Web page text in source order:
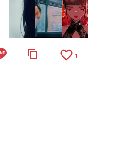
content_copy favorite_border 1